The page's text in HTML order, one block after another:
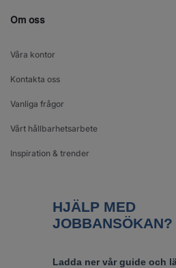
Om oss
Våra kontor
Kontakta oss
Vanliga frågor
Vårt hållbarhetsarbete
Inspiration & trender